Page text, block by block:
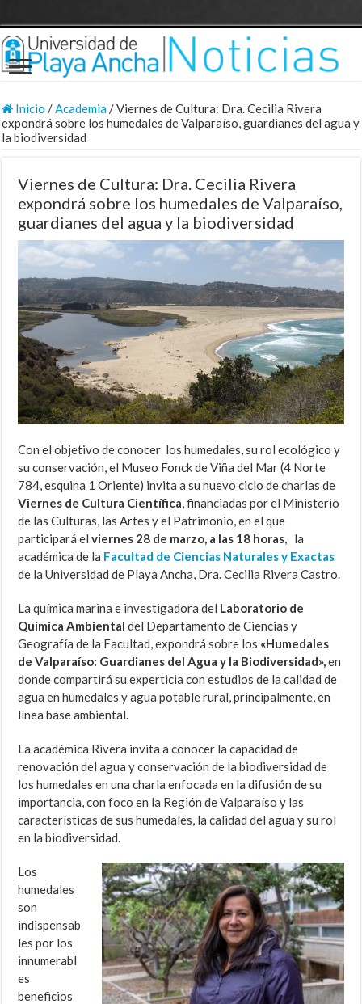
Inicio /Academia/Viernes de Cultura: Dra. Cecilia Rivera
expondrá sobre los humedales de Valparaíso, guardianes del agua y
la biodiversidad
Viernes de Cultura: Dra. Cecilia Rivera
expondrá sobre los humedales de Valparaíso,
guardianes del agua y la biodiversidad
Con el objetivo de conocer los humedales, su rol ecológico y
su conservación, el Museo Fonck de Viña del Mar (4 Norte
784, esquina 1 Oriente) invita a su nuevo ciclo de charlas de
Viernes de Cultura Científica, financiadas por el Ministerio
de las Culturas, las Artes y el Patrimonio, en el que
participará elviernes 28 de marzo, a las 18 horas, la
académica de la Facultad de Ciencias Naturales y Exactas
de la Universidad de Playa Ancha, Dra. Cecilia Rivera Castro.
La química marina e investigadora del Laboratorio de
Química Ambiental del Departamento de Ciencias y
Geografía de la Facultad, expondrá sobre los «Humedales
de Valparaíso: Guardianes del Agua y la Biodiversidad»,en
donde compartirá su experticia con estudios de la calidad de
agua en humedales y agua potable rural, principalmente, en
línea base ambiental.
La académica Rivera invita a conocer la capacidad de
renovación del agua y conservación de la biodiversidad de
los humedales en una charla enfocada en la difusión de su
importancia, con foco en la Región de Valparaíso y las
características de sus humedales, la calidad del agua y su rol
en la biodiversidad.
Los
humedales
son
indispensab
les por los
innumerabl
es
beneficios